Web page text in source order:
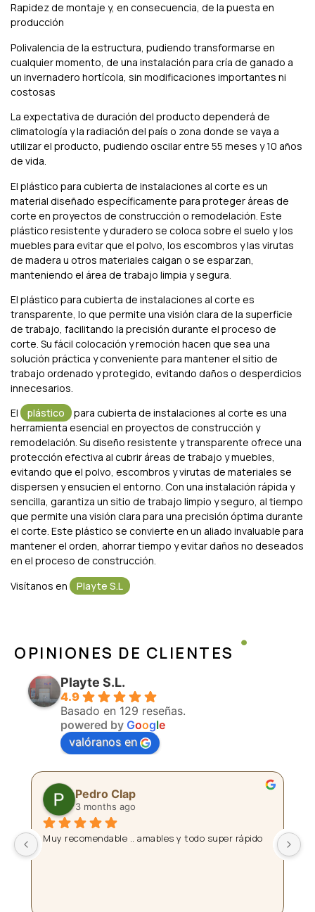
Rapidez de montaje y, en consecuencia, de la puesta en
producción
Polivalencia de la estructura, pudiendo transformarse en
cualquier momento, de una instalación para cría de ganado a
un invernadero hortícola, sin modificaciones importantes ni
costosas
La expectativa de duración del producto dependerá de
climatología y la radiación del país o zona donde se vaya a
utilizar el producto, pudiendo oscilar entre 55 meses y 10 años
de vida.
El plástico para cubierta de instalaciones al corte es un
material diseñado específicamente para proteger áreas de
corte en proyectos de construcción o remodelación. Este
plástico resistente y duradero se coloca sobre el suelo y los
muebles para evitar que el polvo, los escombros y las virutas
de madera u otros materiales caigan o se esparzan,
manteniendo el área de trabajo limpia y segura.
El plástico para cubierta de instalaciones al corte es
transparente, lo que permite una visión clara de la superficie
de trabajo, facilitando la precisión durante el proceso de
corte. Su fácil colocación y remoción hacen que sea una
solución práctica y conveniente para mantener el sitio de
trabajo ordenado y protegido, evitando daños o desperdicios
innecesarios.
El
plástico
para cubierta de instalaciones al corte es una
herramienta esencial en proyectos de construcción y
remodelación. Su diseño resistente y transparente ofrece una
protección efectiva al cubrir áreas de trabajo y muebles,
evitando que el polvo, escombros y virutas de materiales se
dispersen y ensucien el entorno. Con una instalación rápida y
sencilla, garantiza un sitio de trabajo limpio y seguro, al tiempo
que permite una visión clara para una precisión óptima durante
el corte. Este plástico se convierte en un aliado invaluable para
mantener el orden, ahorrar tiempo y evitar daños no deseados
en el proceso de construcción.
Visítanos en
Playte S.L
OPINIONES DE CLIENTES
Playte S.L.
4.9
Basado en 129 reseñas.
powered by Google
valóranos en
Pedro Clap
3 months ago
Muy recomendable .. amables y todo super rápido